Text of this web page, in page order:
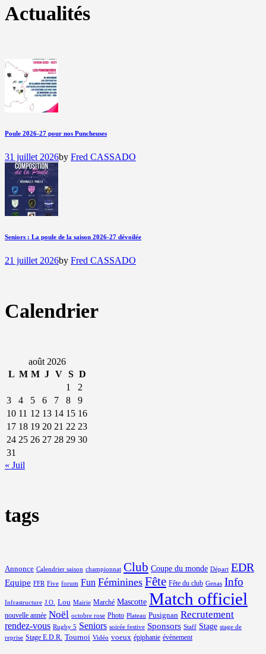
Actualités
Poule 2026-27 pour nos Puncheuses
31 juillet 2026by Fred CASSADO
Seniors : La poule de la saison 2026-27 dévoilée
21 juillet 2026by Fred CASSADO
Calendrier
août 2026
L M M J V S D
1
2
3
4 5 6 7 8
9
10 11 12 13 14 15 16
17 18 19 20 21 22 23
24 25 26 27 28 29 30
31
« Juil
tags
Annonce Calendrier saison championnat Club Coupe du monde Départ EDR
Equipe FFR Five forum Fun Féminines Fête Fête du club Genas Info
Infrastructure J.O. Lou Mairie Marché Mascotte Match officiel
nouvelle année Noël octobre rose Photo Plateau Pusignan Recrutement
rendez-vous Rugby 5 Seniors soirée festive Sponsors Staff Stage stage de
reprise Stage E.D.R. Tournoi Vidéo voeux épiphanie évènement